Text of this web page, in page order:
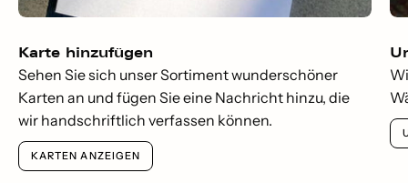
Karte hinzufügen
Sehen Sie sich unser Sortiment wunderschöner
Karten an und fügen Sie eine Nachricht hinzu, die
wir handschriftlich verfassen können.
KARTEN ANZEIGEN